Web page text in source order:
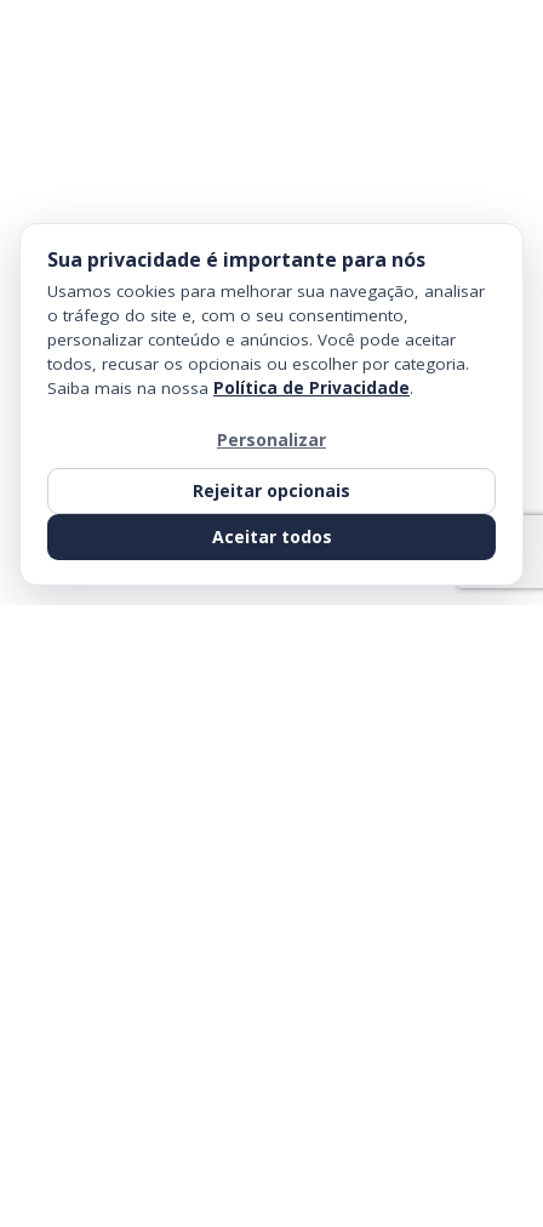
Sua privacidade é importante para nós
Usamos cookies para melhorar sua navegação, analisar
o tráfego do site e, com o seu consentimento,
personalizar conteúdo e anúncios. Você pode aceitar
todos, recusar os opcionais ou escolher por categoria.
Saiba mais na nossa Política de Privacidade.
Personalizar
Rejeitar opcionais
Aceitar todos